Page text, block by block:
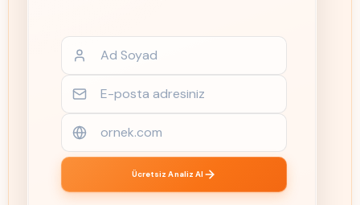
Ücretsiz Analiz Al